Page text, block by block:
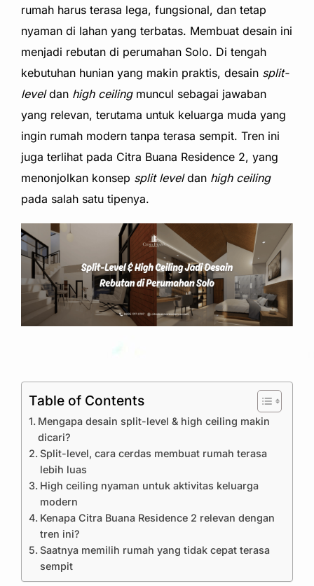
rumah harus terasa lega, fungsional, dan tetap
nyaman di lahan yang terbatas. Membuat desain ini
menjadi rebutan di perumahan Solo. Di tengah
kebutuhan hunian yang makin praktis, desain split-
leveldan high ceilingmuncul sebagai jawaban
yang relevan, terutama untuk keluarga muda yang
ingin rumah modern tanpa terasa sempit. Tren ini
juga terlihat pada Citra Buana Residence 2, yang
menonjolkan konsep split leveldan high ceiling
pada salah satu tipenya.
Table of Contents
Mengapa desain split-level & high ceiling makin
dicari?
Split-level, cara cerdas membuat rumah terasa
lebih luas
High ceiling nyaman untuk aktivitas keluarga
modern
Kenapa Citra Buana Residence 2 relevan dengan
tren ini?
Saatnya memilih rumah yang tidak cepat terasa
sempit